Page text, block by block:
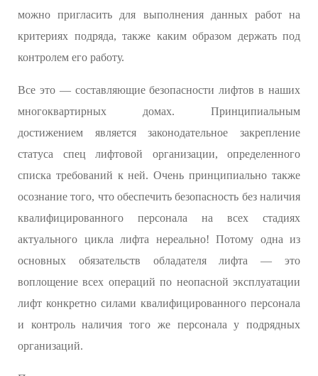
можно пригласить для выполнения данных работ на
критериях подряда, также каким образом держать под
контролем его работу.
Все это — составляющие безопасности лифтов в наших
многоквартирных домах. Принципиальным
достижением является законодательное закрепление
статуса спец лифтовой организации, определенного
списка требований к ней. Очень принципиально также
осознание того, что обеспечить безопасность без наличия
квалифицированного персонала на всех стадиях
актуального цикла лифта нереально! Потому одна из
основных обязательств обладателя лифта — это
воплощение всех операций по неопасной эксплуатации
лифт конкретно силами квалифицированного персонала
и контроль наличия того же персонала у подрядных
организаций.